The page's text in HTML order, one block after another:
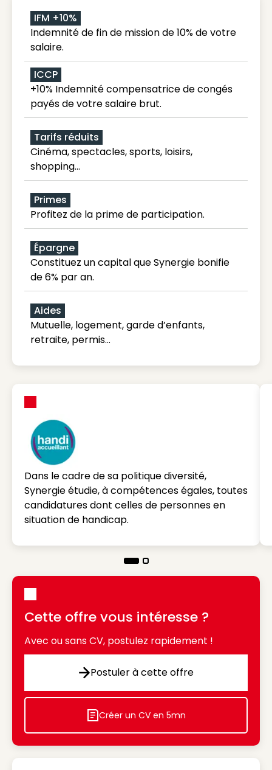
IFM +10%
Indemnité de fin de mission de 10% de votre
salaire.
ICCP
+10% Indemnité compensatrice de congés
payés de votre salaire brut.
Tarifs réduits
Cinéma, spectacles, sports, loisirs,
shopping...
Primes
Profitez de la prime de participation.
Épargne
Constituez un capital que Synergie bonifie
de 6% par an.
Aides
Mutuelle, logement, garde d’enfants,
retraite, permis…
Dans le cadre de sa politique diversité,
Synergie étudie, à compétences égales, toutes
candidatures dont celles de personnes en
situation de handicap.
Cette offre vous intéresse ?
Avec ou sans CV, postulez rapidement !
Postuler à cette offre
Postuler à cette offre
Icon decorative
Créer un CV en 5mn